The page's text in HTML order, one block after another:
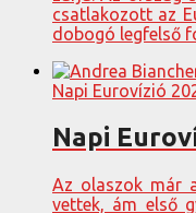
csatlakozott az
dobogó legfelső
Napi Eurovízió
Napi
Az olaszok már
vettek, ám első